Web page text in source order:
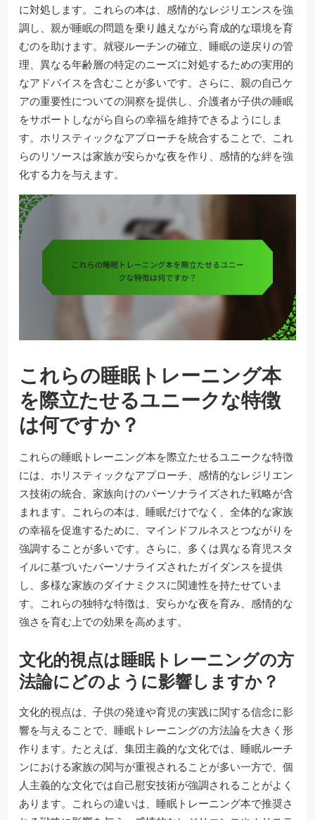
に対処します。これらの本は、感情的なレジリエンスを強
調し、親が睡眠の問題を乗り越えながら育成的な環境を育
むのを助けます。就寝ルーチンの確立、睡眠の逆戻りの管
理、異なる年齢層の特定のニーズに対処するための実用的
なアドバイスを含むことが多いです。さらに、親の自己ケ
アの重要性についての洞察を提供し、介護者が子供の睡眠
をサポートしながら自らの幸福を維持できるようにしま
す。ホリスティックなアプローチを統合することで、これ
らのリソースは家族が安らかな夜を作り、感情的な絆を強
化する力を与えます。
これらの睡眠トレーニング本
を際立たせるユニークな特徴
は何ですか？
これらの睡眠トレーニング本を際立たせるユニークな特徴
には、ホリスティックなアプローチ、感情的なレジリエン
ス技術の統合、家族向けのパーソナライズされた戦略が含
まれます。これらの本は、睡眠だけでなく、全体的な家族
の幸福を促進するために、マインドフルネスとつながりを
強調することが多いです。さらに、多くは異なる育児スタ
イルに基づいたパーソナライズされたガイダンスを提供
し、多様な家族のダイナミクスに関連性を持たせていま
す。これらの独特な特徴は、安らかな夜を育み、感情的な
強さを育む上での効果を高めます。
文化的視点は睡眠トレーニングの方
法論にどのように影響しますか？
文化的視点は、子供の発達や育児の実践に関する信念に影
響を与えることで、睡眠トレーニングの方法論を大きく形
作ります。たとえば、集団主義的な文化では、睡眠ルーチ
ンにおける家族の関与が重視されることが多い一方で、個
人主義的な文化では自己慰安技術が強調されることがよく
あります。これらの違いは、睡眠トレーニング本で推奨さ